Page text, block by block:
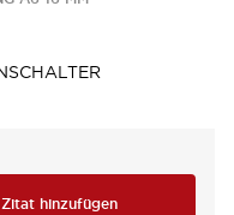
hinzufügen